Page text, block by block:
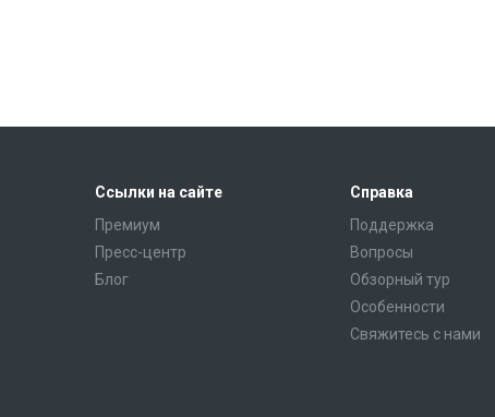
Ссылки на сайте
Премиум
Пресс-центр
Блог
Справка
Поддержка
Вопросы
Обзорный тур
Особенности
Свяжитесь с нами